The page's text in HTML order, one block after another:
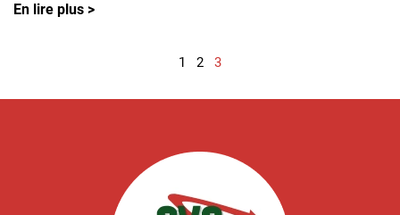
En lire plus >
1 2 3